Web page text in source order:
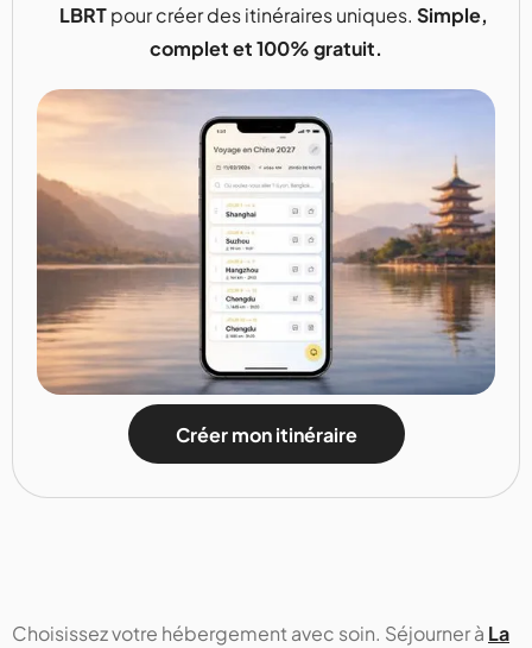
LBRTpour créer des itinéraires uniques. Simple,
complet et 100% gratuit.
Créer mon itinéraire
Choisissez votre hébergement avec soin. Séjourner à La